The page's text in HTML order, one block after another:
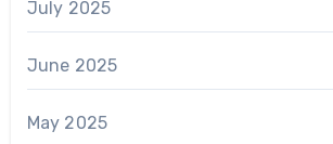
July 2025
June 2025
May 2025